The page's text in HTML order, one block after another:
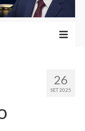
26
SET 2025